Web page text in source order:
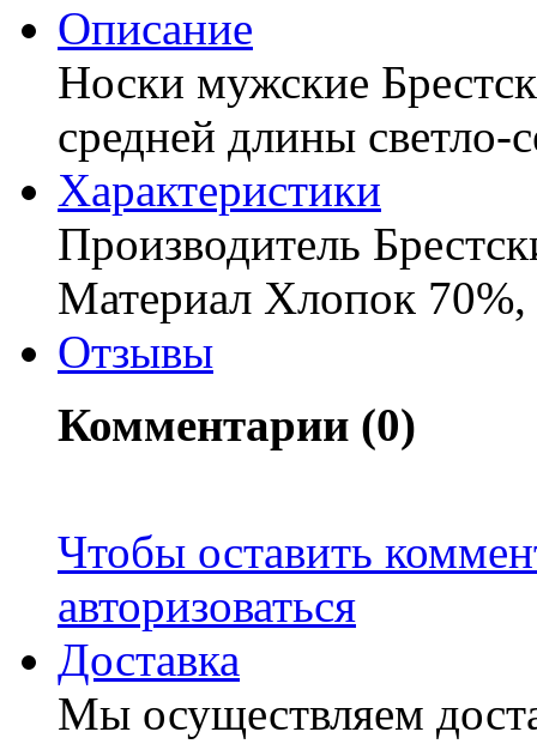
Описание
Носки мужские
средней длины светло-
Характериcтики
Производитель
Материал Хлопок
Отзывы
Комментарии (0)
Чтобы оставить
авторизоваться
Доставка
Мы осуществляем